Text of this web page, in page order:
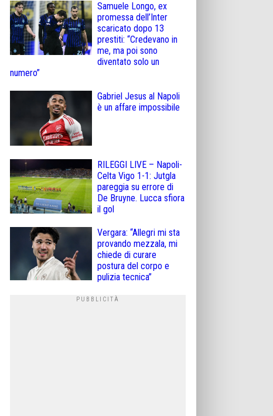
Samuele Longo, ex
promessa dell’Inter
scaricato dopo 13
prestiti: “Credevano in
me, ma poi sono
diventato solo un
numero”
Gabriel Jesus al Napoli
è un affare impossibile
RILEGGI LIVE – Napoli-
Celta Vigo 1-1: Jutgla
pareggia su errore di
De Bruyne. Lucca sfiora
il gol
Vergara: “Allegri mi sta
provando mezzala, mi
chiede di curare
postura del corpo e
pulizia tecnica”